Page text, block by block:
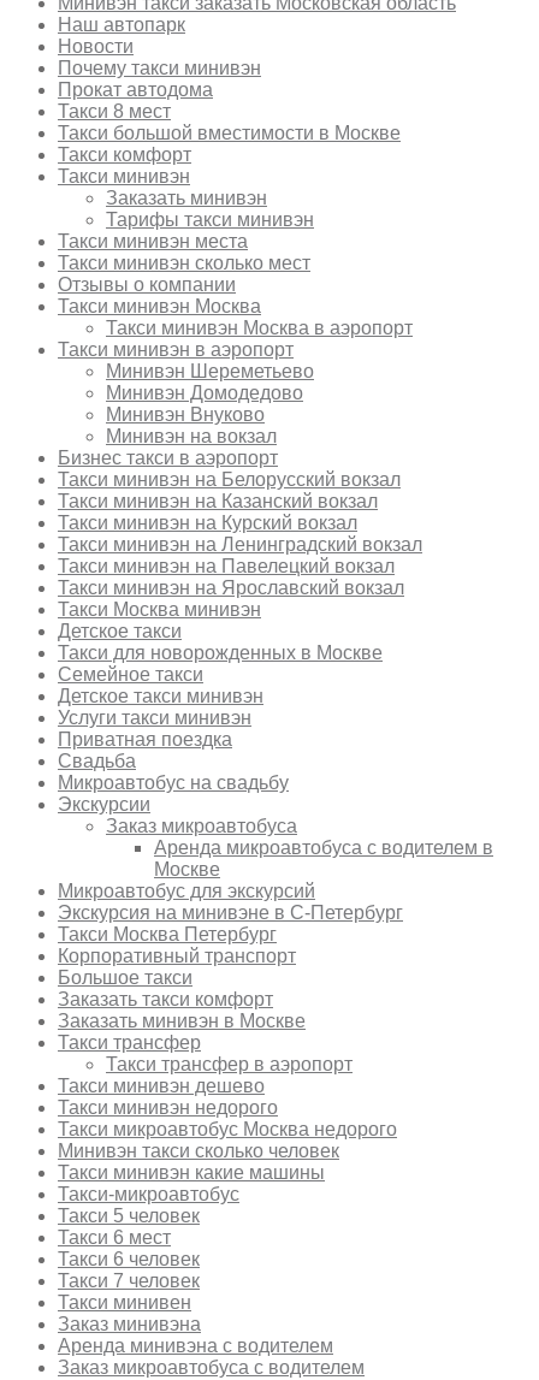
Наш автопарк
Новости
Почему такси минивэн
Прокат автодома
Такси 8 мест
Такси большой вместимости в Москве
Такси комфорт
Такси минивэн
Заказать минивэн
Тарифы такси минивэн
Такси минивэн места
Такси минивэн сколько мест
Отзывы о компании
Такси минивэн Москва
Такси минивэн Москва в аэропорт
Такси минивэн в аэропорт
Минивэн Шереметьево
Минивэн Домодедово
Минивэн Внуково
Минивэн на вокзал
Бизнес такси в аэропорт
Такси минивэн на Белорусский вокзал
Такси минивэн на Казанский вокзал
Такси минивэн на Курский вокзал
Такси минивэн на Ленинградский вокзал
Такси минивэн на Павелецкий вокзал
Такси минивэн на Ярославский вокзал
Такси Москва минивэн
Детское такси
Такси для новорожденных в Москве
Семейное такси
Детское такси минивэн
Услуги такси минивэн
Приватная поездка
Свадьба
Микроавтобус на свадьбу
Экскурсии
Заказ микроавтобуса
Аренда микроавтобуса с водителем в
Москве
Микроавтобус для экскурсий
Экскурсия на минивэне в С-Петербург
Такси Москва Петербург
Корпоративный транспорт
Большое такси
Заказать такси комфорт
Заказать минивэн в Москве
Такси трансфер
Такси трансфер в аэропорт
Такси минивэн дешево
Такси минивэн недорого
Такси микроавтобус Москва недорого
Минивэн такси сколько человек
Такси минивэн какие машины
Такси-микроавтобус
Такси 5 человек
Такси 6 мест
Такси 6 человек
Такси 7 человек
Такси минивен
Заказ минивэна
Аренда минивэна с водителем
Заказ микроавтобуса с водителем